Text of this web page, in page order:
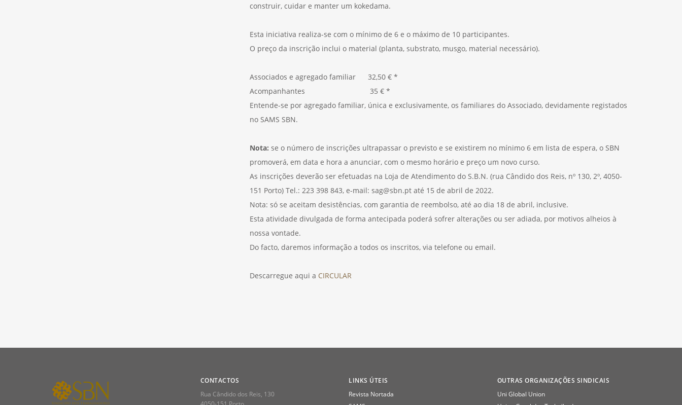
construir, cuidar e manter um kokedama.
Esta iniciativa realiza-se com o mínimo de 6 e o máximo de 10 participantes.
O preço da inscrição inclui o material (planta, substrato, musgo, material necessário).
Associados e agregado familiar 32,50 € *
Acompanhantes 35 € *
Entende-se por agregado familiar, única e exclusivamente, os familiares do Associado, devidamente registados
no SAMS SBN.
Nota: se o número de inscrições ultrapassar o previsto e se existirem no mínimo 6 em lista de espera, o SBN
promoverá, em data e hora a anunciar, com o mesmo horário e preço um novo curso.
As inscrições deverão ser efetuadas na Loja de Atendimento do S.B.N. (rua Cândido dos Reis, nº 130, 2º, 4050-
151 Porto) Tel.: 223 398 843, e-mail: sag@sbn.pt até 15 de abril de 2022.
Nota: só se aceitam desistências, com garantia de reembolso, até ao dia 18 de abril, inclusive.
Esta atividade divulgada de forma antecipada poderá sofrer alterações ou ser adiada, por motivos alheios à
nossa vontade.
Do facto, daremos informação a todos os inscritos, via telefone ou email.
Descarregue aqui a CIRCULAR
CONTACTOS
Rua Cândido dos Reis, 130
LINKS ÚTEIS
Revista Nortada
OUTRAS ORGANIZAÇÕES SINDICAIS
Uni Global Union